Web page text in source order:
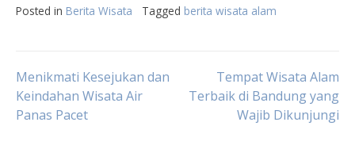
Posted in Berita Wisata Tagged berita wisata alam
Post
navigation
Menikmati Kesejukan dan
Keindahan Wisata Air
Panas Pacet
Tempat Wisata Alam
Terbaik di Bandung yang
Wajib Dikunjungi